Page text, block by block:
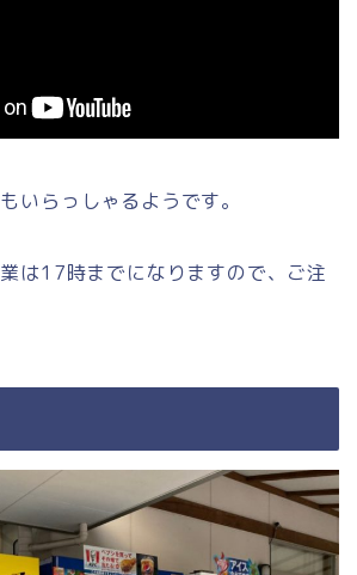
いらっしゃるようです。
は17時までになりますので、ご注